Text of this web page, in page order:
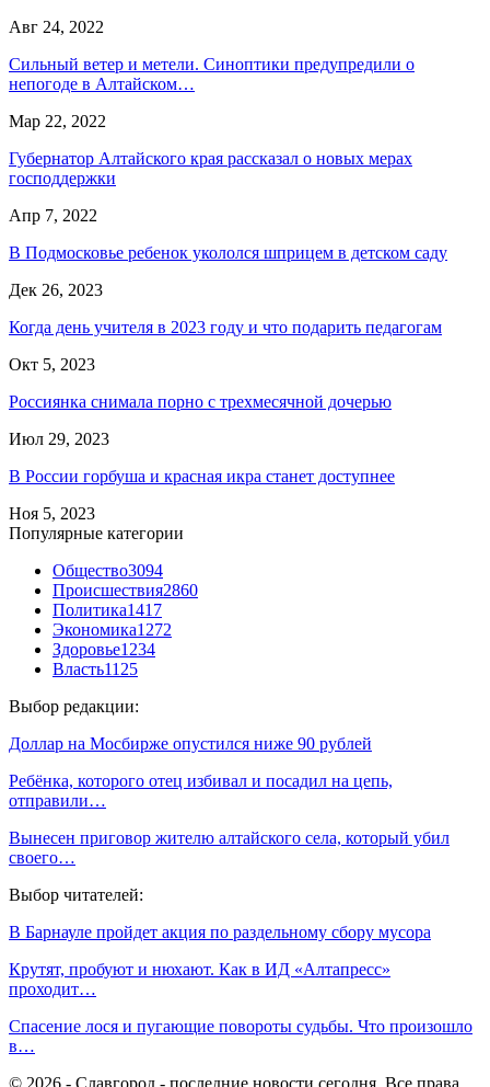
Авг 24, 2022
Сильный ветер и метели. Синоптики предупредили о
непогоде в Алтайском…
Мар 22, 2022
Губернатор Алтайского края рассказал о новых мерах
господдержки
Апр 7, 2022
В Подмосковье ребенок укололся шприцем в детском саду
Дек 26, 2023
Когда день учителя в 2023 году и что подарить педагогам
Окт 5, 2023
Россиянка снимала порно с трехмесячной дочерью
Июл 29, 2023
В России горбуша и красная икра станет доступнее
Ноя 5, 2023
Популярные категории
Общество3094
Происшествия2860
Политика1417
Экономика1272
Здоровье1234
Власть1125
Выбор редакции:
Доллар на Мосбирже опустился ниже 90 рублей
Ребёнка, которого отец избивал и посадил на цепь,
отправили…
Вынесен приговор жителю алтайского села, который убил
своего…
Выбор читателей:
В Барнауле пройдет акция по раздельному сбору мусора
Крутят, пробуют и нюхают. Как в ИД «Алтапресс»
проходит…
Спасение лося и пугающие повороты судьбы. Что произошло
в…
© 2026 - Славгород - последние новости сегодня. Все права